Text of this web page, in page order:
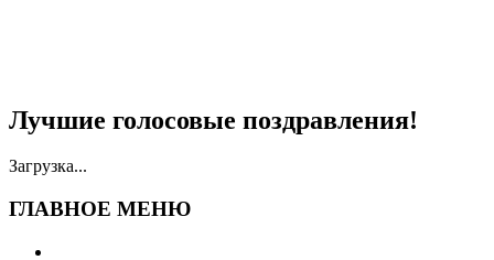
Лучшие голосовые поздравления!
Загрузка...
ГЛАВНОЕ МЕНЮ